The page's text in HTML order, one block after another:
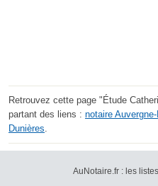
Retrouvez cette page "Étude
partant des liens : notaire
Dunières.
AuNotaire.fr : les